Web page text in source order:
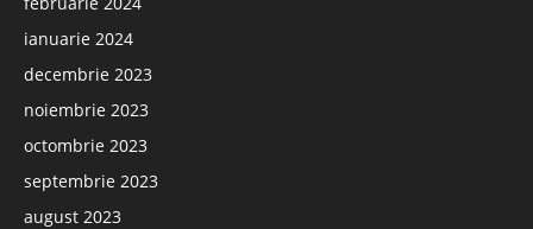
ianuarie 2024
decembrie 2023
noiembrie 2023
octombrie 2023
septembrie 2023
august 2023